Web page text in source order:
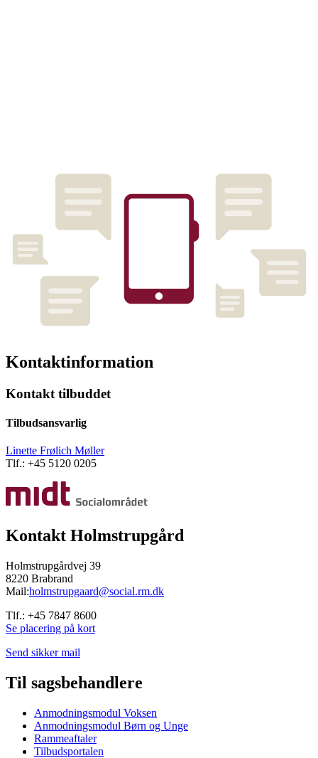
Kontaktinformation
Kontakt tilbuddet
Tilbudsansvarlig
Linette Frølich Møller
Tlf.: +45 5120 0205
Kontakt Holmstrupgård
Holmstrupgårdvej 39
8220 Brabrand
Mail:holmstrupgaard@social.rm.dk
Tlf.: +45 7847 8600
Se placering på kort
Send sikker mail
Til sagsbehandlere
Anmodningsmodul Voksen
Anmodningsmodul Børn og Unge
Rammeaftaler
Tilbudsportalen